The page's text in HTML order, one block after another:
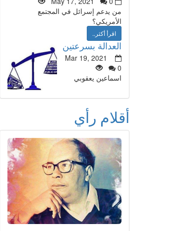
من يدعم إسرائل في المجتمع
الأمريكي؟
اقرأ أكثر..
العدالة بسرعتين
Mar 19, 2021
0
اسماعين يعقوبي
أقلام رأي